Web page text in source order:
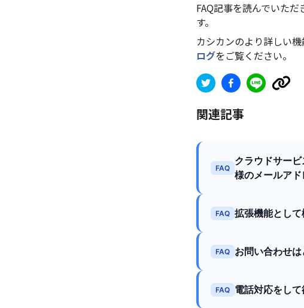
FAQ記事を読んでいた
す。
カシカンのより詳しい
ログをご覧ください。
関連記事
FAQ
クラウドサー
様のメールア
FAQ 拡張機能とし
FAQ お問い合わせ
FAQ 電話対応をして